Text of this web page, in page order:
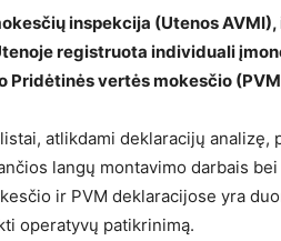
inspekcija (Utenos
registruota individuali
Pridėtinės vertės mokesčio
atlikdami deklaracijų
langų montavimo darbais
ir PVM deklaracijose yra
operatyvų patikrinimą.